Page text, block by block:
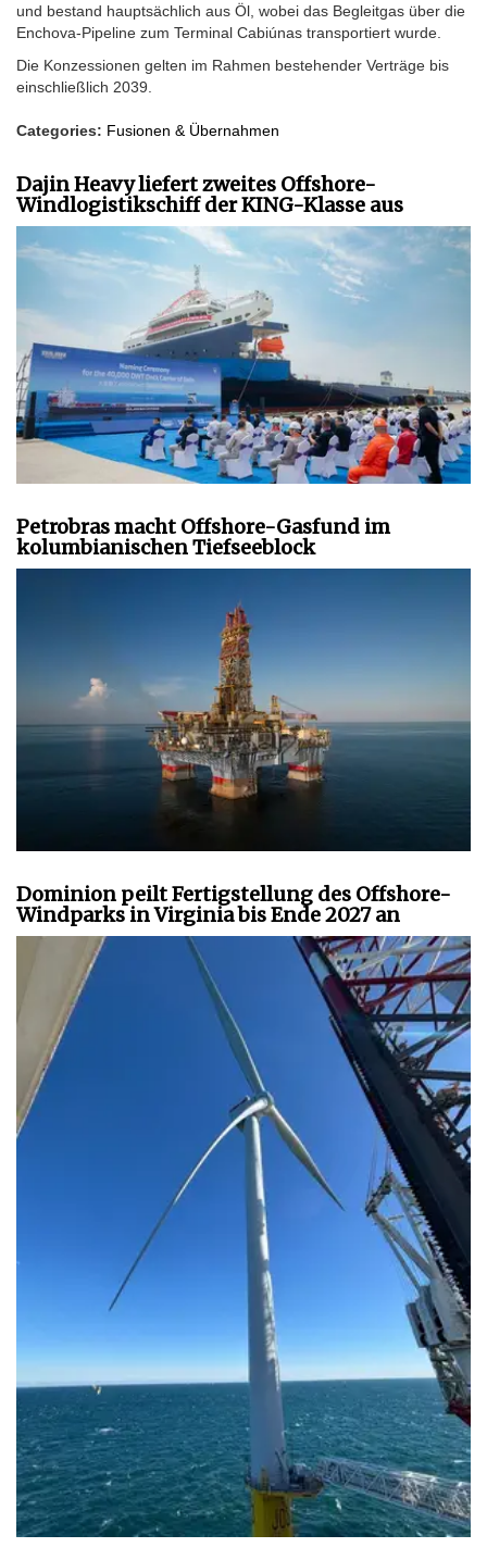
und bestand hauptsächlich aus Öl, wobei das Begleitgas über die
Enchova-Pipeline zum Terminal Cabiúnas transportiert wurde.
Die Konzessionen gelten im Rahmen bestehender Verträge bis
einschließlich 2039.
Categories: Fusionen & Übernahmen
Dajin Heavy liefert zweites Offshore-
Windlogistikschiff der KING-Klasse aus
Petrobras macht Offshore-Gasfund im
kolumbianischen Tiefseeblock
Dominion peilt Fertigstellung des Offshore-
Windparks in Virginia bis Ende 2027 an